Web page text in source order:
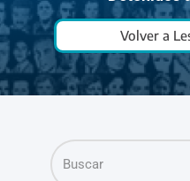
Volver a